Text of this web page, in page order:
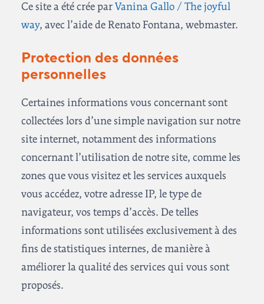
Ce site a été crée parVanina Gallo / The joyful
way, avec l’aide de Renato Fontana, webmaster.
Protection des données
personnelles
Certaines informations vous concernant sont
collectées lors d’une simple navigation sur notre
site internet, notamment des informations
concernant l’utilisation de notre site, comme les
zones que vous visitez et les services auxquels
vous accédez, votre adresse IP, le type de
navigateur, vos temps d’accès. De telles
informations sont utilisées exclusivement à des
fins de statistiques internes, de manière à
améliorer la qualité des services qui vous sont
proposés.